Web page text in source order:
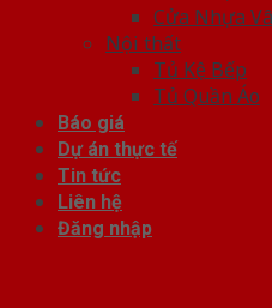
Cửa Nhựa
Nội thất
Tủ Kệ Bếp
Tủ Quần Áo
Báo giá
Dự án thực tế
Tin tức
Liên hệ
Đăng nhập